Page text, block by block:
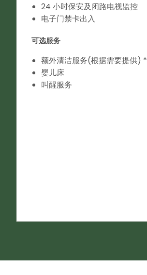
24 小时保安及闭路电视监控
电子门禁卡出入
可选服务
额外清洁服务(根据需要提供) *
婴儿床
叫醒服务